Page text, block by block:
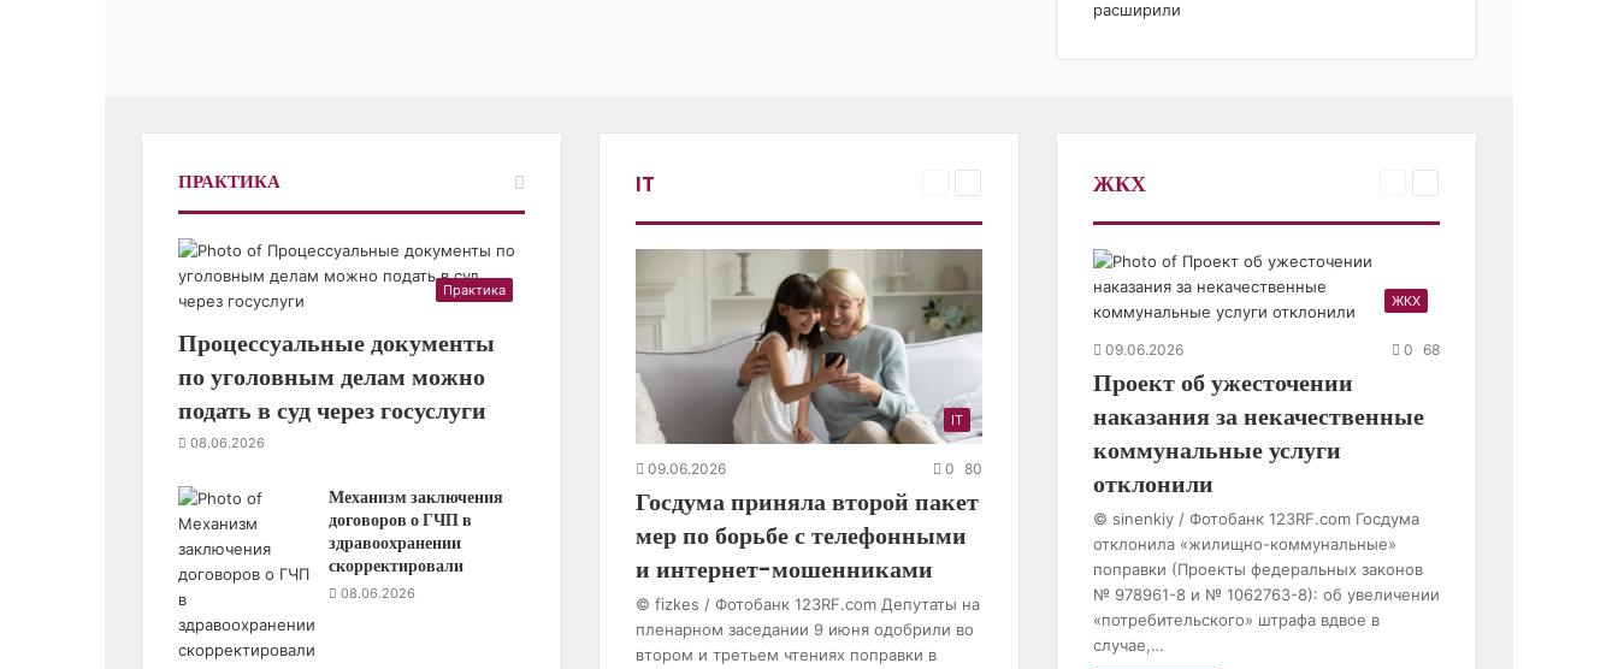
IT
IT
09.06.2026 0 80
Госдума приняла второй пакет
мер по борьбе с телефонными
и интернет-мошенниками
© fizkes / Фотобанк 123RF.com Депутаты на
пленарном заседании 9 июня одобрили во
втором и третьем чтениях поправки в
ЖКХ
ЖКХ
09.06.2026 0 68
Проект об ужесточении
наказания за некачественные
коммунальные услуги
отклонили
© sinenkiy / Фотобанк 123RF.com Госдума
отклонила «жилищно-коммунальные»
поправки (Проекты федеральных законов
№ 978961-8 и № 1062763-8): об увеличении
«потребительского» штрафа вдвое в
случае,…
ПРАКТИКА
Практика
Процессуальные документы
по уголовным делам можно
подать в суд через госуслуги
08.06.2026
Механизм заключения
договоров о ГЧП в
здравоохранении
скорректировали
08.06.2026